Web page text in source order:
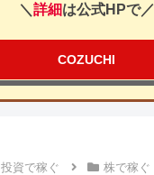
＼ 詳細は公式HPで／
COZUCHI
投資で稼ぐ 株で稼ぐ